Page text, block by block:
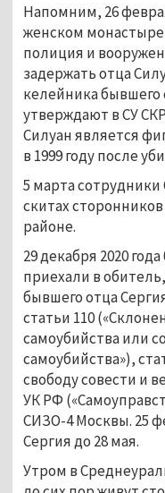
Напомним, 26
женском
полиция и
задержать отца
келейника бывшего
утверждают в СУ
Силуан является
в 1999 году после
5 марта
скитах
районе.
29 декабря 2020
приехали в
бывшего отца
статьи 110
самоубийства или
самоубийства»),
свободу совести и
УК РФ
СИЗО-4 Москвы. 25
Сергия до 28 мая.
Утром в